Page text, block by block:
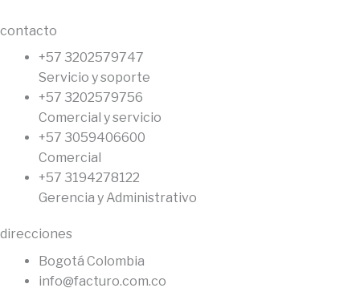
contacto
+57 3202579747
Servicio y soporte
+57 3202579756
Comercial y servicio
+57 3059406600
Comercial
+57 3194278122
Gerencia y Administrativo
direcciones
Bogotá Colombia
info@facturo.com.co